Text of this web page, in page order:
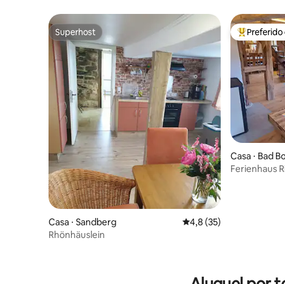
Superhost
Superhost
Casa ⋅ Sandberg 4,8 de uma avaliação
4,8 (35)
Rhönhäuslein
Entre os
Casa ⋅ Bad
Ferienhaus